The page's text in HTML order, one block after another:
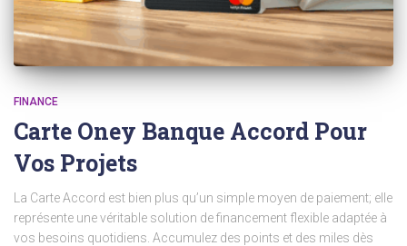
FINANCE
Carte Oney Banque Accord Pour
Vos Projets
La Carte Accord est bien plus qu’un simple moyen de paiement; elle
représente une véritable solution de financement flexible adaptée à
vos besoins quotidiens. Accumulez des points et des miles dès